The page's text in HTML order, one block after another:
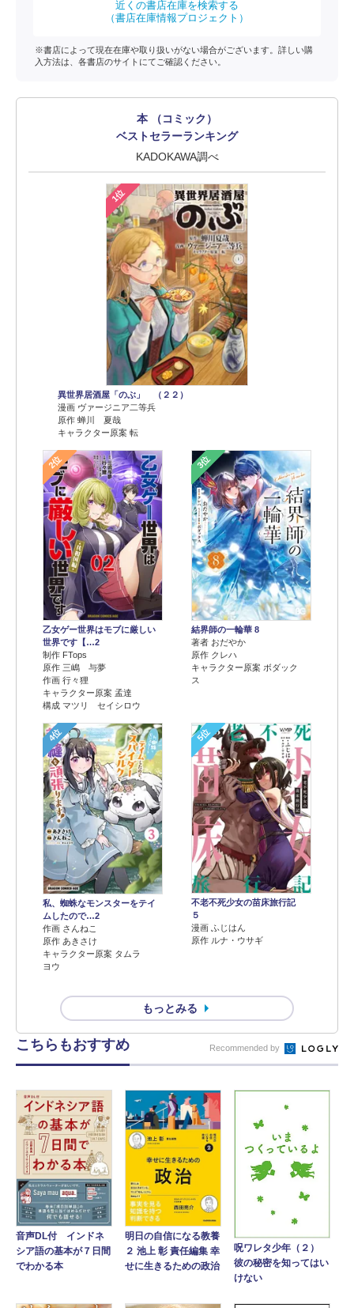
近くの書店在庫を検索する
（書店在庫情報プロジェクト）
※書店によって現在在庫や取り扱いがない場合がございます。詳しい購
入方法は、各書店のサイトにてご確認ください。
本 （コミック）
ベストセラーランキング
KADOKAWA調べ
1位
異世界居酒屋「のぶ」 （２２）
漫画 ヴァージニア二等兵
原作 蝉川 夏哉
キャラクター原案 転
2位
乙女ゲー世界はモブに厳しい
世界です【…2
制作 FTops
原作 三嶋 与夢
作画 行々狸
キャラクター原案 孟達
構成 マツリ セイシロウ
3位
結界師の一輪華 8
著者 おだやか
原作 クレハ
キャラクター原案 ボダック
ス
4位
私、蜘蛛なモンスターをテイ
ムしたので…2
作画 さんねこ
原作 あきさけ
キャラクター原案 タムラ
ヨウ
5位
不老不死少女の苗床旅行記
５
漫画 ふじはん
原作 ルナ・ウサギ
もっとみる
こちらもおすすめ Recommended by
音声DL付 インドネ
シア語の基本が７日間
でわかる本
明日の自信になる教養
２ 池上 彰 責任編集 幸
せに生きるための政治
呪ワレタ少年（２）
彼の秘密を知ってはい
けない